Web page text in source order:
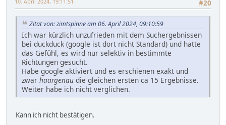
#20
Zitat von: zimtspinne am 06. April 2024, 09:10:59
Ich war kürzlich unzufrieden mit dem Suchergebnissen
bei duckduck (google ist dort nicht Standard) und hatte
das Gefühl, es wird nur selektiv in bestimmte
Richtungen gesucht.
Habe google aktiviert und es erschienen exakt und
zwar haargenau die gleichen ersten ca 15 Ergebnisse.
Weiter habe ich nicht verglichen.
Kann ich nicht bestätigen.